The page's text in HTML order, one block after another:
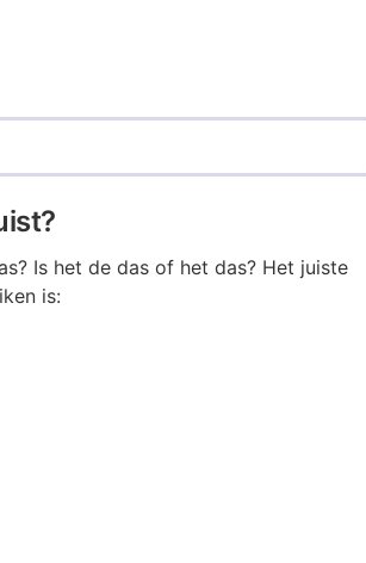
Is het de das of het das? Het juiste
is: